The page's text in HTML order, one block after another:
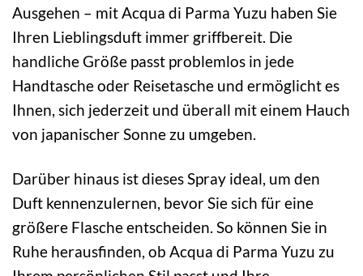
Ausgehen – mit Acqua di Parma Yuzu haben Sie
Ihren Lieblingsduft immer griffbereit. Die
handliche Größe passt problemlos in jede
Handtasche oder Reisetasche und ermöglicht es
Ihnen, sich jederzeit und überall mit einem Hauch
von japanischer Sonne zu umgeben.
Darüber hinaus ist dieses Spray ideal, um den
Duft kennenzulernen, bevor Sie sich für eine
größere Flasche entscheiden. So können Sie in
Ruhe herausfinden, ob Acqua di Parma Yuzu zu